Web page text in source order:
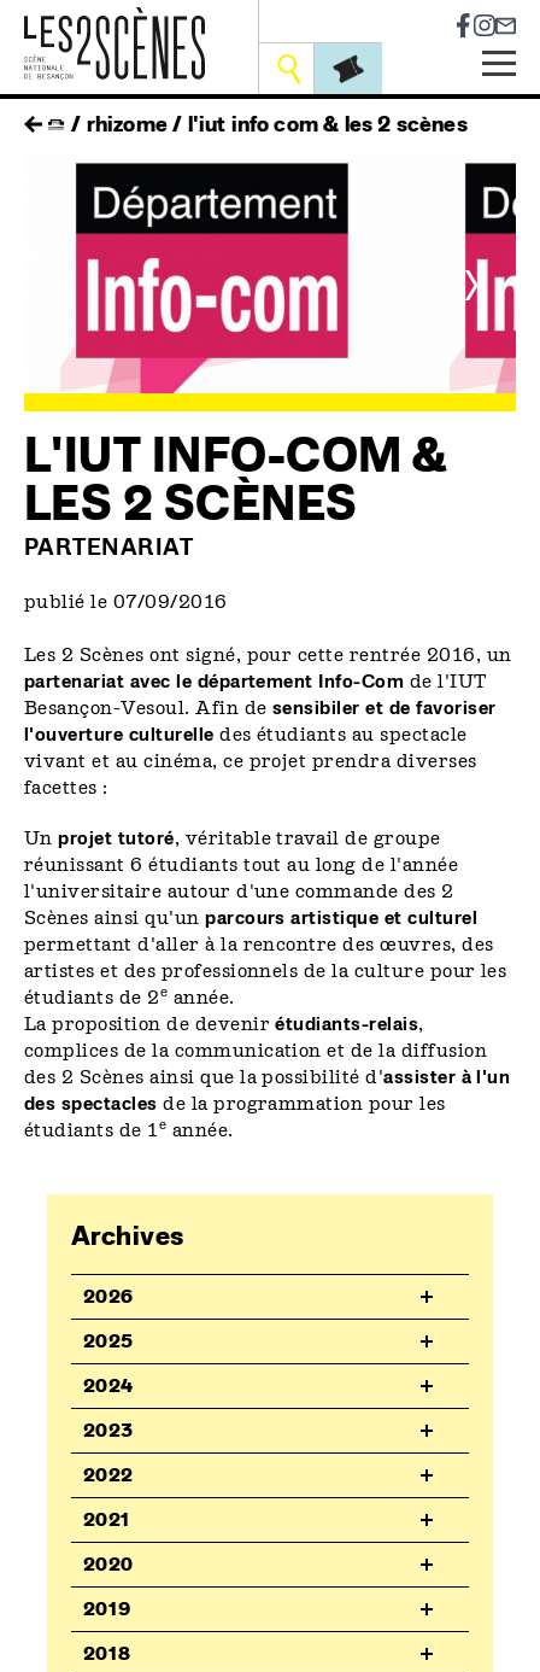
Skip
navigation
Outils
fil
d'ariane
rhizome l'iut info com & les 2 scènes
>
L'IUT INFO-COM &
LES 2 SCÈNES
PARTENARIAT
publié le 07/09/2016
Les 2 Scènes ont signé, pour cette rentrée 2016, un
partenariat avec le département Info-Com de l'IUT
Besançon-Vesoul. Afin de sensibiler et de favoriser
l'ouverture culturelledes étudiants au spectacle
vivant et au cinéma, ce projet prendra diverses
facettes :
Unprojet tutoré, véritable travail de groupe
réunissant 6 étudiants tout au long de l'année
l'universitaire autour d'une commande des 2
Scènes ainsi qu'unparcours artistique et culturel
permettant d'aller à la rencontre des œuvres, des
artistes et des professionnels de la culture pour les
étudiants de 2e année.
La proposition de devenirétudiants-relais,
complices de la communication et de la diffusion
des 2 Scènes ainsi que la possibilité d'assister à l'un
des spectacles de la programmation pour les
étudiants de 1e année.
Archives
2026
2025
2024
2023
2022
2021
2020
2019
2018